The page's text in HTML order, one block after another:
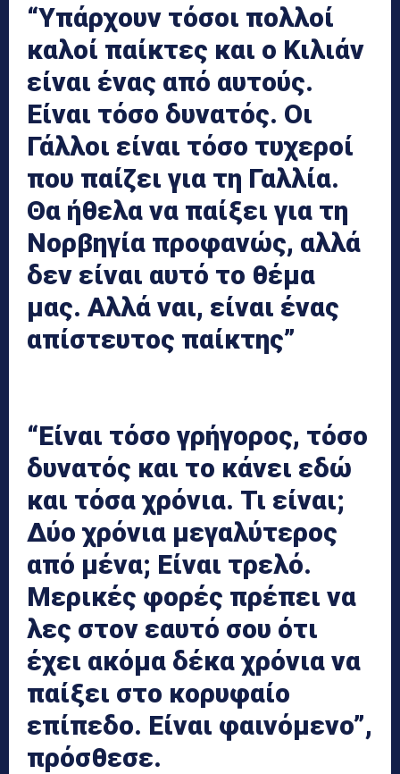
“Υπάρχουν τόσοι πολλοί
καλοί παίκτες και ο Κιλιάν
είναι ένας από αυτούς.
Είναι τόσο δυνατός. Οι
Γάλλοι είναι τόσο τυχεροί
που παίζει για τη Γαλλία.
Θα ήθελα να παίξει για τη
Νορβηγία προφανώς, αλλά
δεν είναι αυτό το θέμα
μας. Αλλά ναι, είναι ένας
απίστευτος παίκτης”
“Είναι τόσο γρήγορος, τόσο
δυνατός και το κάνει εδώ
και τόσα χρόνια. Τι είναι;
Δύο χρόνια μεγαλύτερος
από μένα; Είναι τρελό.
Μερικές φορές πρέπει να
λες στον εαυτό σου ότι
έχει ακόμα δέκα χρόνια να
παίξει στο κορυφαίο
επίπεδο. Είναι φαινόμενο”,
πρόσθεσε.